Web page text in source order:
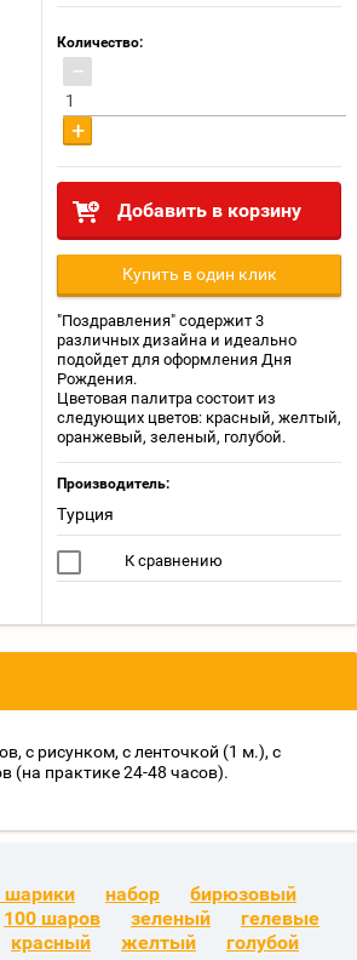
Количество:
−
+
Добавить в корзину
Купить в один клик
"Поздравления" содержит 3
различных дизайна и идеально
подойдет для оформления Дня
Рождения.
Цветовая палитра состоит из
следующих цветов: красный, желтый,
оранжевый, зеленый, голубой.
Производитель:
Турция
К сравнению
с рисунком, с ленточкой (1 м.), с
(на практике 24-48 часов).
набор
бирюзовый
100 шаров зеленый
гелевые
красный желтый
голубой